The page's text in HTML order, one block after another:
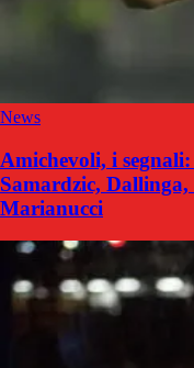
News
Amichevoli, i
Samardzic, Dallinga,
Marianucci